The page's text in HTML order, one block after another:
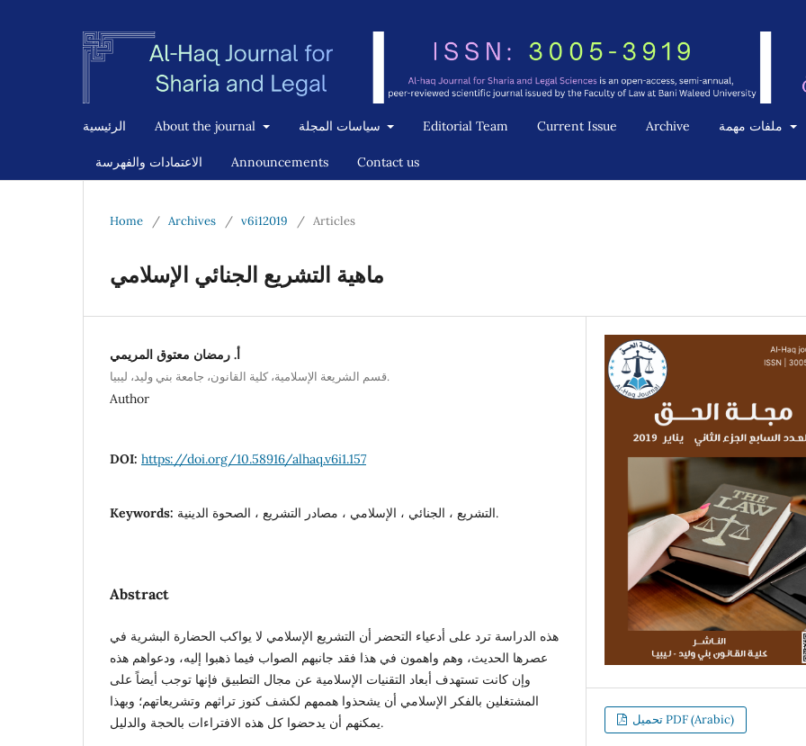
الرئيسية About the journal Editorial Team Current Issue Archive
الاعتمادات والفهرسة Announcements Contact us
Home / Archives / v6i12019 / Articles
ماهية التشريع الجنائي الإسلامي
أ. رمضان معتوق المريمي
قسم الشريعة الإسلامية، كلية القانون، جامعة بني وليد، ليبيا.
Author
DOI: https://doi.org/10.58916/alhaq.v6i1.157
Keywords: التشريع ، الجنائي ، الإسلامي ، مصادر التشريع ، الصحوة الدينية.
Abstract
هذه الدراسة ترد على أدعياء التحضر أن التشريع الإسلامي لا يواكب الحضارة البشرية في
عصرها الحديث، وهم واهمون في هذا فقد جانبهم الصواب فيما ذهبوا إليه، ودعواهم هذه
وإن كانت تستهدف أبعاد التقنيات الإسلامية عن مجال التطبيق فإنها توجب أيضاً على
المشتغلين بالفكر الإسلامي أن يشحذوا هممهم لكشف كنوز تراثهم وتشريعاتهم؛ وبهذا
يمكنهم أن يدحضوا كل هذه الافتراءات بالحجة والدليل.
تحميل PDF (Arabic)